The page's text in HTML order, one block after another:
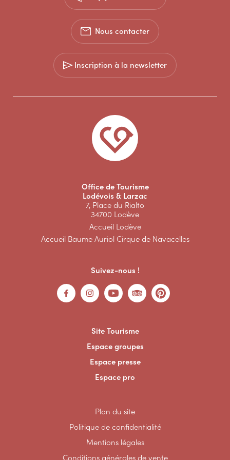
Nous contacter
Inscription à la newsletter
Office de Tourisme
Lodévois & Larzac
7, Place du Rialto
34700 Lodève
Accueil Lodève
Accueil Baume Auriol Cirque de Navacelles
Suivez-nous !
Site Tourisme
Espace groupes
Espace presse
Espace pro
Plan du site
Politique de confidentialité
Mentions légales
Conditions générales de vente